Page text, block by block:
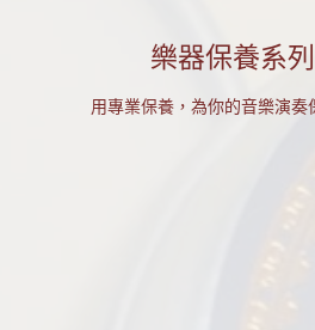
樂器保養系列
用專業保養，為你的音樂演奏